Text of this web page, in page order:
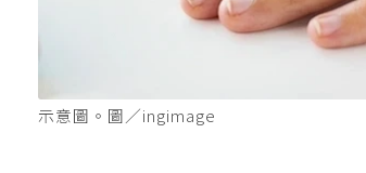
示意圖。圖／ingimage